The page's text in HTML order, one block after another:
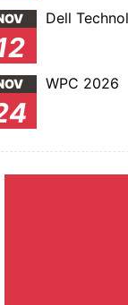
Dell
WPC 2026